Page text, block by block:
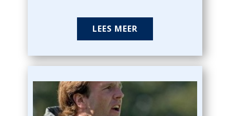
LEES MEER